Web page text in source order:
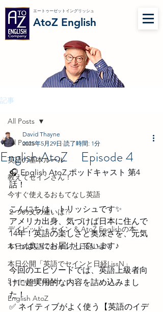
AtoZ English
エートゥーゼットイングリッシュ
記事
All Posts
英語の基本ルール
教えてセインさん！
今すぐ使えるおもてなし英語
２つの文の違いは?!
デイビッド・セイン & AtoZ Englishの本
本日の英語でセインと日経LissN
本日公開「英語でセインと日経LissN」
5 minute English
English AtoZ
All Posts
English AtoZ Episode 4
David Thayne
2025年5月29日 読了時間: 1分
🎧 English AtoZ ポッドキャスト 第4
話！
こんにちは、トリッシュです✨
アメリカ出身、気づけば日本に住んで
14年！英語の楽しさと奥深さを、元気
いっぱいにお届けしています♪
今回のエピソードでは、英語上級者向
けに超実用的な内容を詰め込みまし
た！
✅ ネイティブがよく使う【英語のイデ